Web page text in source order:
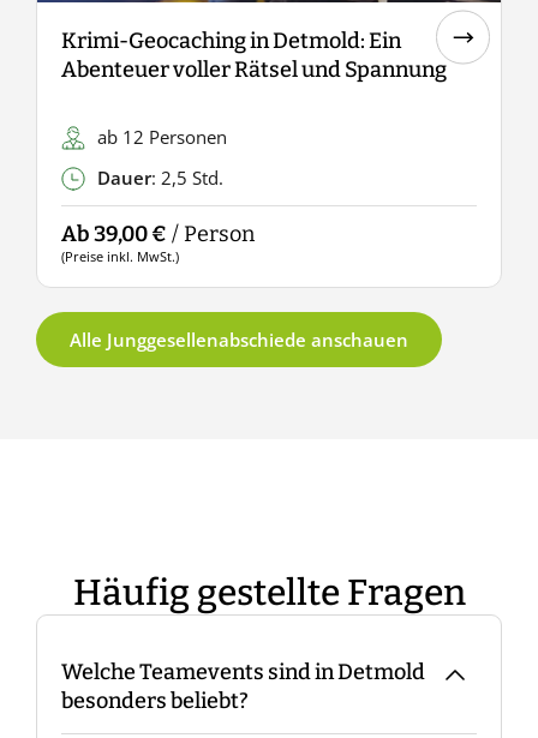
Krimi-Geocaching in Detmold: Ein
Abenteuer voller Rätsel und Spannung
ab 12 Personen
Dauer: 2,5 Std.
Ab 39,00 € / Person
(Preise inkl. MwSt.)
Alle Junggesellenabschiede anschauen
Häufig gestellte Fragen
Welche Teamevents sind in Detmold
besonders beliebt?